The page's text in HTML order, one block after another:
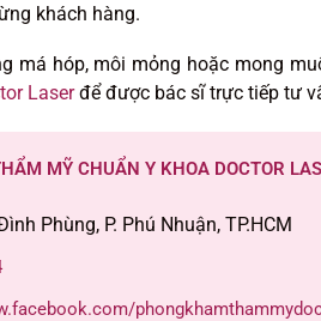
khách hàng.
má hóp, môi mỏng hoặc mong
Laserđể được bác sĩ trực tiếp tư
MỸ CHUẨN Y KHOA DOCTOR
Phùng, P. Phú Nhuận, TP.HCM